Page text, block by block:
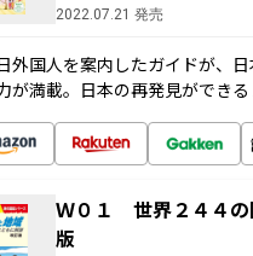
2022.07.21 発売
外国人を案内したガイドが、
が満載。日本の再発見ができる
Ｗ０１ 世界２４４
版